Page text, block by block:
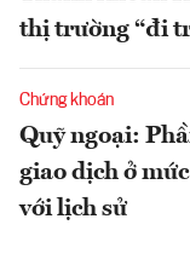
thị trường “đi
Chứng khoán
Quỹ ngoại:
giao dịch ở
với lịch sử